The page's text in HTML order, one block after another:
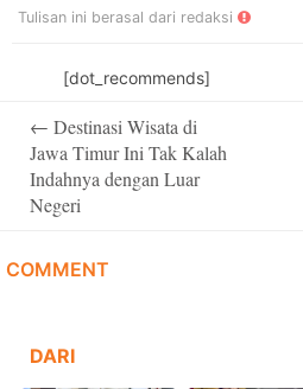
Tulisan ini berasal dari redaksi
[dot_recommends]
navigation
← Destinasi Wisata di
Jawa Timur Ini Tak Kalah
Indahnya dengan Luar
Negeri
COMMENT
DARI